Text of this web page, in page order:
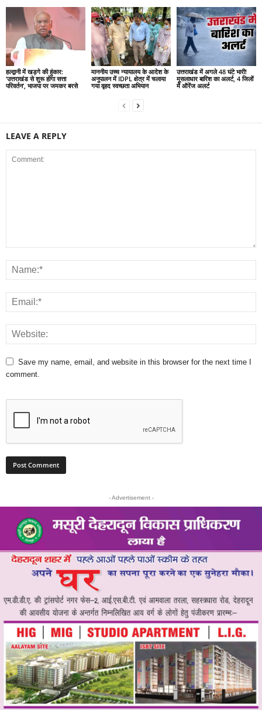
हल्द्वानी में खड़गे की हुंकार:
‘उत्तराखंड से शुरू होगा सत्ता
परिवर्तन’, भाजपा पर जमकर बरसे
माननीय उच्च न्यायालय के आदेश के
अनुपालन में IDPL क्षेत्र में चलाया
गया वृहद स्वच्छता अभियान
उत्तराखंड में अगले 48 घंटे भारी!
मूसलाधार बारिश का अलर्ट, 4 जिलों
में ऑरेंज अलर्ट
LEAVE A REPLY
Save my name, email, and website in this browser for the next time I
comment.
- Advertisement -